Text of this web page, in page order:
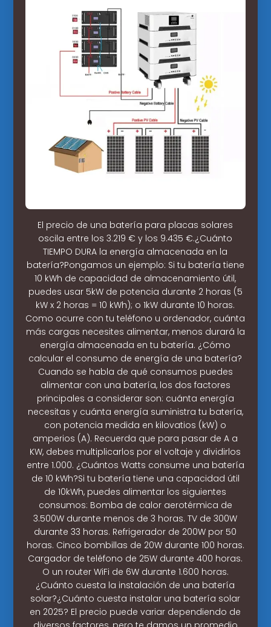
El precio de una batería para placas solares
oscila entre los 3.219 € y los 9.435 €.¿Cuánto
TIEMPO DURA la energía almacenada en la
batería?Pongamos un ejemplo: Si tu batería tiene
10 kWh de capacidad de almacenamiento útil,
puedes usar 5kW de potencia durante 2 horas (5
kW x 2 horas = 10 kWh); o 1kW durante 10 horas.
Como ocurre con tu teléfono u ordenador, cuánta
más cargas necesites alimentar, menos durará la
energía almacenada en tu batería. ¿Cómo
calcular el consumo de energía de una batería?
Cuando se habla de qué consumos puedes
alimentar con una batería, los dos factores
principales a considerar son: cuánta energía
necesitas y cuánta energía suministra tu batería,
con potencia medida en kilovatios (kW) o
amperios (A). Recuerda que para pasar de A a
KW, debes multiplicarlos por el voltaje y dividirlos
entre 1.000. ¿Cuántos Watts consume una batería
de 10 kWh?Si tu batería tiene una capacidad útil
de 10kWh, puedes alimentar los siguientes
consumos: Bomba de calor aerotérmica de
3.500W durante menos de 3 horas. TV de 300W
durante 33 horas. Refrigerador de 200W por 50
horas. Cinco bombillas de 20W durante 100 horas.
Cargador de teléfono de 25W durante 400 horas.
O un router WiFi de 6W durante 1.600 horas.
¿Cuánto cuesta la instalación de una batería
solar?¿Cuánto cuesta instalar una batería solar
en 2025? El precio puede variar dependiendo de